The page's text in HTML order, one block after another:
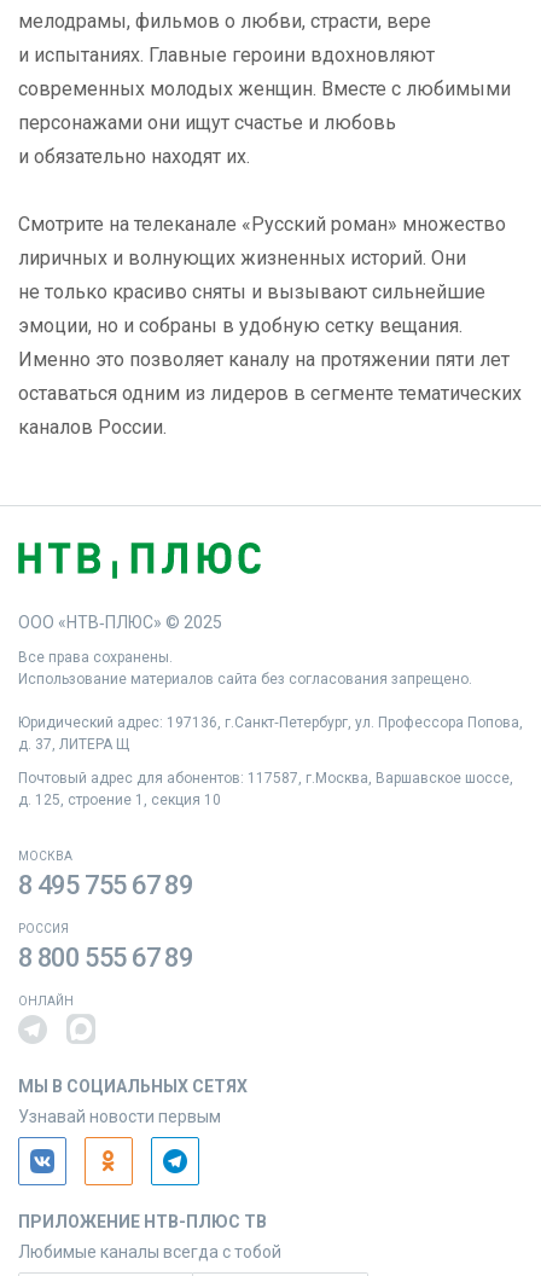
мелодрамы, фильмов о любви, страсти, вере
и испытаниях. Главные героини вдохновляют
современных молодых женщин. Вместе с любимыми
персонажами они ищут счастье и любовь
и обязательно находят их.
Смотрите на телеканале «Русский роман» множество
лиричных и волнующих жизненных историй. Они
не только красиво сняты и вызывают сильнейшие
эмоции, но и собраны в удобную сетку вещания.
Именно это позволяет каналу на протяжении пяти лет
оставаться одним из лидеров в сегменте тематических
каналов России.
ООО «НТВ‑ПЛЮС» © 2025
Все права сохранены.
Использование материалов сайта без согласования запрещено.
Юридический адрес: 197136, г.Санкт‑Петербург, ул. Профессора Попова,
д. 37, ЛИТЕРА Щ
Почтовый адрес для абонентов: 117587, г.Москва, Варшавское шоссе,
д. 125, строение 1, секция 10
МОСКВА
8 495 755 67 89
РОССИЯ
8 800 555 67 89
ОНЛАЙН
МЫ В СОЦИАЛЬНЫХ СЕТЯХ
Узнавай новости первым
ПРИЛОЖЕНИЕ НТВ-ПЛЮС ТВ
Любимые каналы всегда с тобой